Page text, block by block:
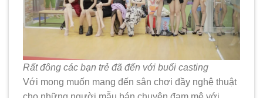
Rất đông các bạn trẻ đã đến với buổi casting
Với mong muốn mang đến sân chơi đầy nghệ thuật